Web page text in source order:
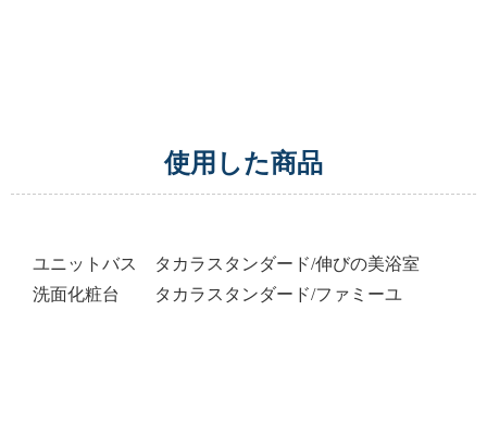
使用した商品
ユニットバス タカラスタンダード/伸びの美浴室
洗面化粧台 タカラスタンダード/ファミーユ